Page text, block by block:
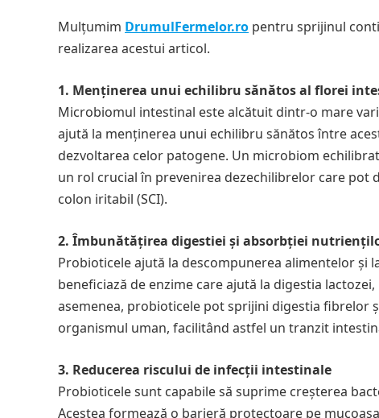
Mulțumim DrumulFermelor.ro pentru sprijinul
realizarea acestui articol.
1. Menținerea unui echilibru sănătos al florei
Microbiomul intestinal este alcătuit dintr-o mare
ajută la menținerea unui echilibru sănătos între
dezvoltarea celor patogene. Un microbiom
un rol crucial în prevenirea dezechilibrelor care pot
colon iritabil (SCI).
2. Îmbunătățirea digestiei și absorbției
Probioticele ajută la descompunerea alimentelor și
beneficiază de enzime care ajută la digestia
asemenea, probioticele pot sprijini digestia fibrelor
organismul uman, facilitând astfel un tranzit
3. Reducerea riscului de infecții intestinale
Probioticele sunt capabile să suprime creșterea
Acestea formează o barieră protectoare pe